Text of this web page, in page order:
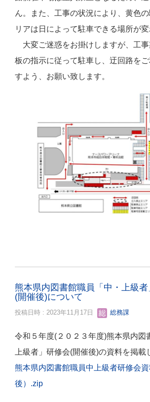
ん。また、工事の状況により、黄色
リアは日によって駐車できる場所が変
大変ご迷惑をお掛けしますが、工
板の指示に従って駐車し、迂回路を
すよう、お願い致します。
熊本県内図書館職員「中・上級
(開催後)について
投稿日時 : 2023年11月17日 総務課
令和５年度(２０２３年度)熊本県内図
上級者」研修会(開催後)の資料を掲載
熊本県内図書館職員中上級者研修会
後）.zip